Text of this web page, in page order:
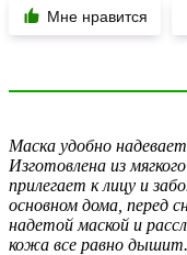
Мне нравится
Маска удобно
Изготовлена из
прилегает к лицу и
основном дома, перед
надетой маской и
кожа все равно